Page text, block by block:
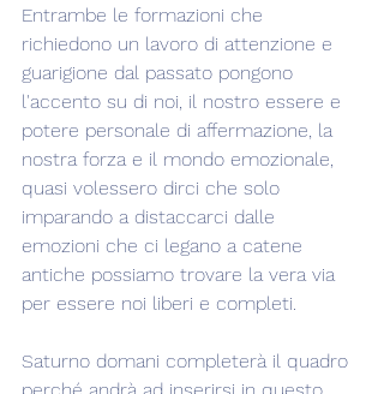
Entrambe le formazioni che
richiedono un lavoro di attenzione e
guarigione dal passato pongono
l'accento su di noi, il nostro essere e
potere personale di affermazione, la
nostra forza e il mondo emozionale,
quasi volessero dirci che solo
imparando a distaccarci dalle
emozioni che ci legano a catene
antiche possiamo trovare la vera via
per essere noi liberi e completi.
Saturno domani completerà il quadro